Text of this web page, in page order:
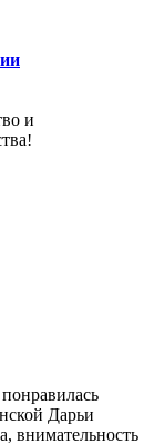
и
Дарьи
внимательность